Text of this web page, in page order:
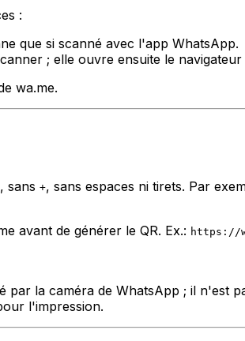
:
que si scanné avec l'app WhatsApp.
; elle ouvre ensuite le
wa.me.
sans +, sans espaces ni tirets. Par
avant de générer le QR. Ex.: https://
la caméra de WhatsApp ; il n'est
l'impression.